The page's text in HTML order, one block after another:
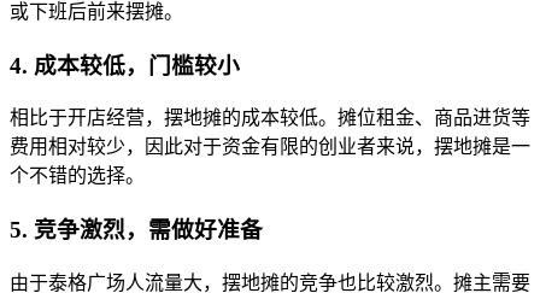
或下班后前来摆摊。
4. 成本较低，门槛较小
相比于开店经营，摆地摊的成本较低。摊位租金、商品进货等
费用相对较少，因此对于资金有限的创业者来说，摆地摊是一
个不错的选择。
5. 竞争激烈，需做好准备
由于泰格广场人流量大，摆地摊的竞争也比较激烈。摊主需要